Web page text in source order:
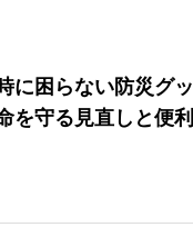
に困らない防災グッ
を守る見直しと便利